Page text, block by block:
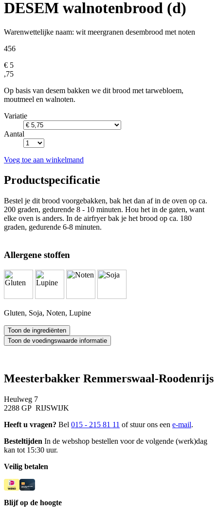
DESEM walnotenbrood (d)
Warenwettelijke naam: wit meergranen desembrood met noten
456
€ 5
,75
Op basis van desem bakken we dit brood met tarwebloem,
moutmeel en walnoten.
Variatie
Aantal
Voeg toe aan winkelmand
Productspecificatie
Bestel je dit brood voorgebakken, bak het dan af in de oven op ca.
200 graden, gedurende 8 - 10 minuten. Hou het in de gaten, want
elke oven is anders. In de airfryer bak je het brood op ca. 180
graden, gedurende 6-8 minuten.
Allergene stoffen
Gluten, Soja, Noten, Lupine
Meesterbakker Remmerswaal-Roodenrijs
Heulweg 7
2288 GP RIJSWIJK
Heeft u vragen? Bel 015 - 215 81 11 of stuur ons een e-mail.
Besteltijden In de webshop bestellen voor de volgende (werk)dag
kan tot 15:30 uur.
Veilig betalen
Blijf op de hoogte